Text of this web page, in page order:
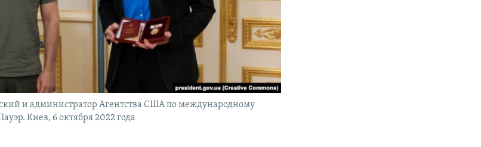
и администратор Агентства США по международному
Киев, 6 октября 2022 года